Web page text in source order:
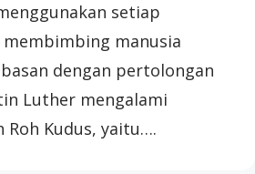
setiap
manusia
dengan pertolongan
Luther mengalami
Roh Kudus, yaitu….